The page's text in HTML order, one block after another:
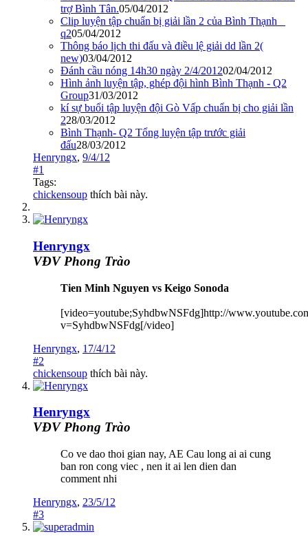
trợ Bình Tân.05/04/2012
Clip luyện tập chuẩn bị giải lần 2 của Bình Thạnh _
q205/04/2012
Thông báo lịch thi đấu và điều lệ giải dd lần 2(
new)03/04/2012
Đánh cầu nóng 14h30 ngày 2/4/201202/04/2012
Hình ảnh luyện tập, ghép đội hình Bình Thạnh - Q2
Group31/03/2012
kí sự buổi tập luyện đội Gò Vấp chuẩn bị cho giải lần
228/03/2012
Bình Thạnh- Q2 Tổng luyện tập trước giải
đấu28/03/2012
Henryngx, 9/4/12
#1
Tags:
chickensoup thích bài này.
Henryngx
VĐV Phong Trào
Tien Minh Nguyen vs Keigo Sonoda
[video=youtube;SyhdbwNSFdg]http://
v=SyhdbwNSFdg[/video]
Henryngx, 17/4/12
#2
chickensoup thích bài này.
Henryngx
VĐV Phong Trào
Co ve dao thoi gian nay, AE Cau long ai ai cung
ban ron cong viec , nen it ai len dien dan
comment nhi
Henryngx, 23/5/12
#3